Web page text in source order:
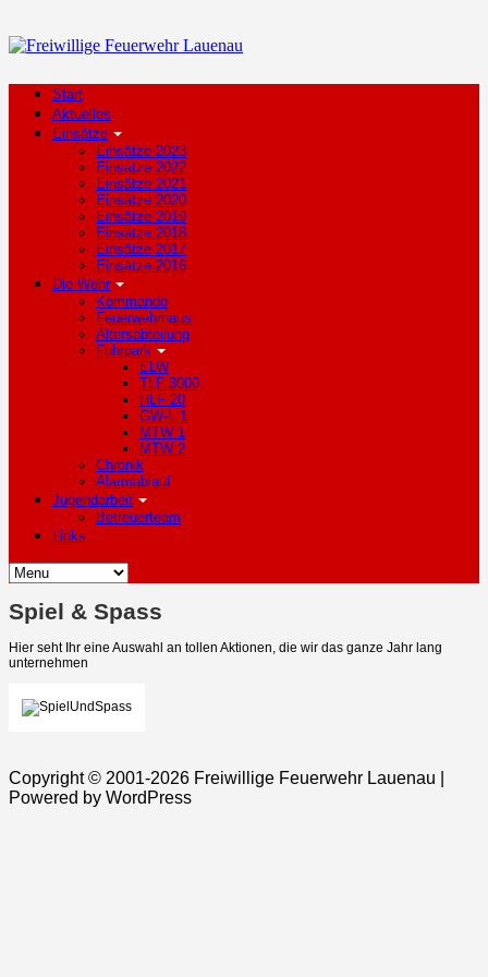
Start
Aktuelles
Einsätze
Einsätze 2023
Einsätze 2022
Einsätze 2021
Einsätze 2020
Einsätze 2019
Einsätze 2018
Einsätze 2017
Einsätze 2016
Die Wehr
Kommando
Feuerwehrhaus
Altersabteilung
Fuhrpark
ELW
TLF 3000
HLF 20
GW-L 1
MTW 1
MTW 2
Chronik
Alarmablauf
Jugendarbeit
Betreuerteam
Links
Spiel & Spass
Hier seht Ihr eine Auswahl an tollen Aktionen, die wir das ganze Jahr lang
unternehmen
Copyright © 2001-2026 Freiwillige Feuerwehr Lauenau |
Powered by WordPress